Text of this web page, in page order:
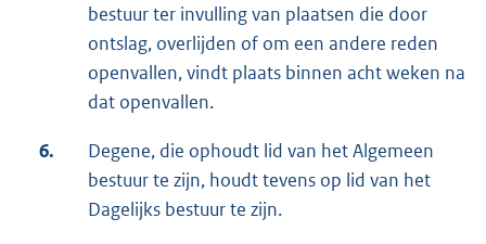
bestuur ter invulling van plaatsen die door
ontslag, overlijden of om een andere reden
openvallen, vindt plaats binnen acht weken na
dat openvallen.
6.
Degene, die ophoudt lid van het Algemeen
bestuur te zijn, houdt tevens op lid van het
Dagelijks bestuur te zijn.